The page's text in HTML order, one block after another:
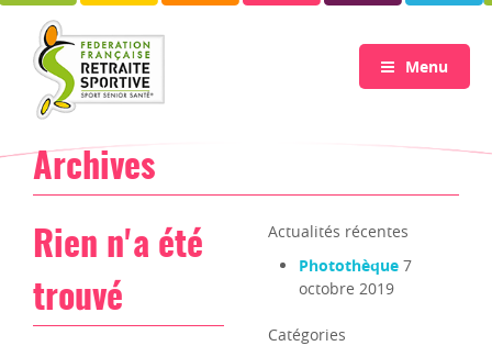
Archives
Rien n'a été
trouvé
Actualités récentes
Photothèque 7
octobre 2019
Catégories
Menu